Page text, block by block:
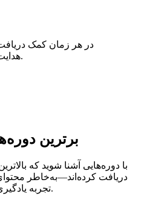
در هر زمان کمک دریافت
هدایت‌شده‌ای برای همه فراهم شود.
برترین
با دوره‌هایی آشنا شوید که
دریافت کرده‌اند—به‌خاطر
تجربه یادگیری بی‌نظیر در موضوعات متنوع.